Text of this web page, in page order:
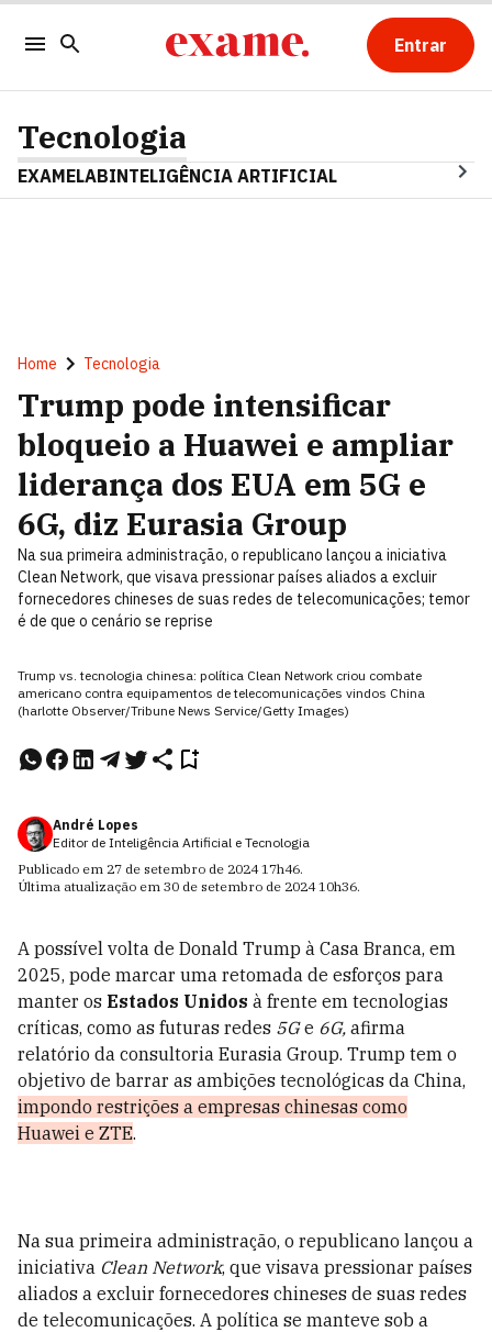
Entrar
Tecnologia
EXAMELABINTELIGÊNCIA ARTIFICIAL
Home Tecnologia
Trump pode intensificar
bloqueio a Huawei e ampliar
liderança dos EUA em 5G e
6G, diz Eurasia Group
Na sua primeira administração, o republicano lançou a iniciativa
Clean Network, que visava pressionar países aliados a excluir
fornecedores chineses de suas redes de telecomunicações; temor
é de que o cenário se reprise
Trump vs. tecnologia chinesa: política Clean Network criou combate
americano contra equipamentos de telecomunicações vindos China
(harlotte Observer/Tribune News Service/Getty Images)
André Lopes
Editor de Inteligência Artificial e Tecnologia
Publicado em 27 de setembro de 2024 17h46.
Última atualização em 30 de setembro de 2024 10h36.
A possível volta de Donald Trump à Casa Branca, em
2025, pode marcar uma retomada de esforços para
manter os Estados Unidos à frente em tecnologias
críticas, como as futuras redes 5Ge 6G, afirma
relatório da consultoria Eurasia Group. Trump tem o
objetivo de barrar as ambições tecnológicas da China,
impondo restrições a empresas chinesas como
Huawei e ZTE.
Na sua primeira administração, o republicano lançou a
iniciativa Clean Network, que visava pressionar países
aliados a excluir fornecedores chineses de suas redes
de telecomunicações. A política se manteve sob a